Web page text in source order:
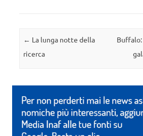
Navigazione articolo
← La lunga notte della
ricerca
Buffalo: